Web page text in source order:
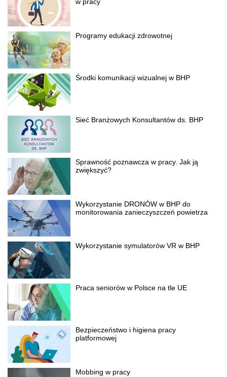
w pracy
Programy edukacji zdrowotnej
Środki komunikacji wizualnej w BHP
Sieć Branżowych Konsultantów ds. BHP
Sprawność poznawcza w pracy. Jak ją
zwiększyć?
Wykorzystanie DRONÓW w BHP do
monitorowania zanieczyszczeń powietrza
Wykorzystanie symulatorów VR w BHP
Praca seniorów w Polsce na tle UE
Bezpieczeństwo i higiena pracy
platformowej
Mobbing w pracy